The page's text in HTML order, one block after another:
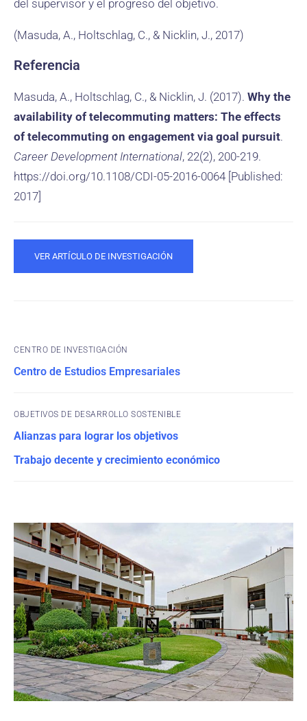
del supervisor y el progreso del objetivo.
(Masuda, A., Holtschlag, C., & Nicklin, J., 2017)
Referencia
Masuda, A., Holtschlag, C., & Nicklin, J. (2017). Why the
availability of telecommuting matters: The effects
of telecommuting on engagement via goal pursuit.
Career Development International, 22(2), 200-219.
https://doi.org/10.1108/CDI-05-2016-0064 [Published:
2017]
VER ARTÍCULO DE INVESTIGACIÓN
CENTRO DE INVESTIGACIÓN
Centro de Estudios Empresariales
OBJETIVOS DE DESARROLLO SOSTENIBLE
Alianzas para lograr los objetivos
Trabajo decente y crecimiento económico